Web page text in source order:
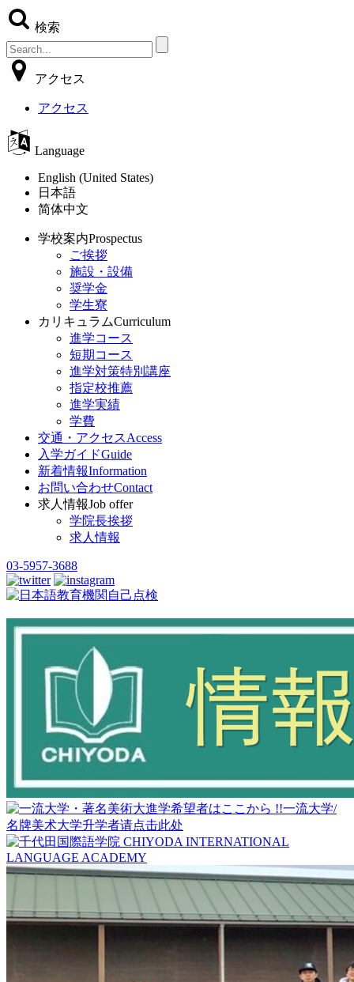
検索
アクセス
アクセス
Language
English (United States)
日本語
简体中文
学校案内Prospectus
ご挨拶
施設・設備
奨学金
学生寮
カリキュラムCurriculum
進学コース
短期コース
進学対策特別講座
指定校推薦
進学実績
学費
交通・アクセスAccess
入学ガイドGuide
新着情報Information
お問い合わせContact
求人情報Job offer
学院長挨拶
求人情報
03-5957-3688